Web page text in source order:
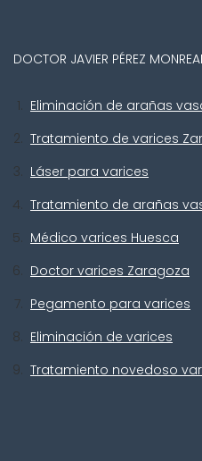
DOCTOR JAVIER PÉREZ
Eliminación de arañas
Tratamiento de varices
Láser para varices
Tratamiento de arañas
Médico varices Huesca
Doctor varices Zaragoza
Pegamento para varices
Eliminación de varices
Tratamiento novedoso